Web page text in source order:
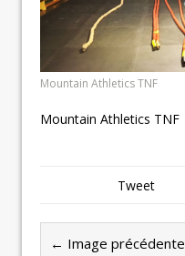
Mountain Athletics TNF
Mountain Athletics TNF
Tweet
← Image précédente